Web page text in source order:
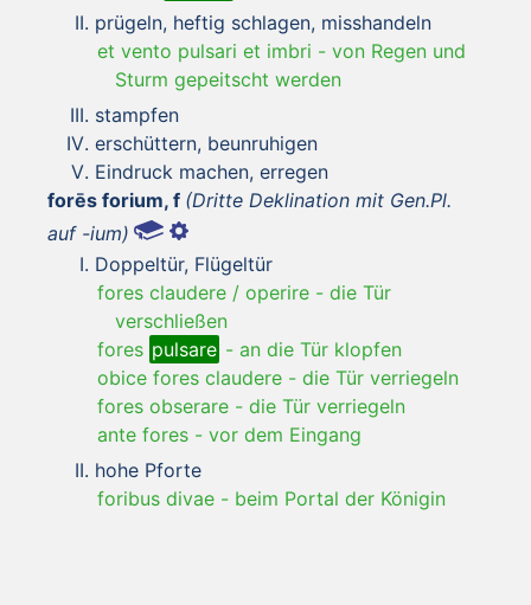
prügeln, heftig schlagen, misshandeln
et vento pulsari et imbri - von Regen und
Sturm gepeitscht werden
stampfen
erschüttern, beunruhigen
Eindruck machen, erregen
forēs forium, f (Dritte Deklination mit Gen.Pl.
auf -ium)
Doppeltür, Flügeltür
fores claudere / operire - die Tür
verschließen
fores pulsare - an die Tür klopfen
obice fores claudere - die Tür verriegeln
fores obserare - die Tür verriegeln
ante fores - vor dem Eingang
hohe Pforte
foribus divae - beim Portal der Königin